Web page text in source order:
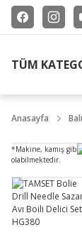
TÜM
Anasayfa
*Makine, kamış gibi
olabilmektedir.